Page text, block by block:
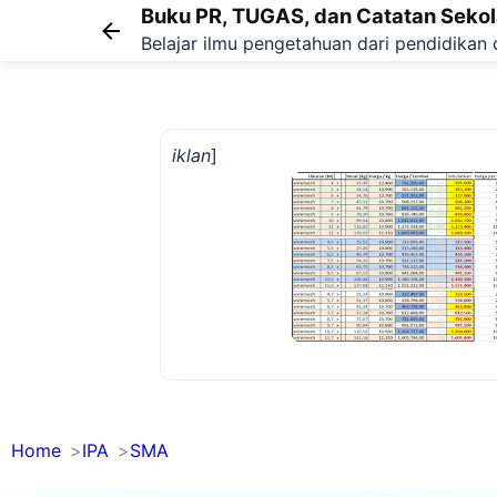
Buku PR, TUGAS, dan Catatan
Belajar ilmu pengetahuan dari
iklan]
Home IPA SMA